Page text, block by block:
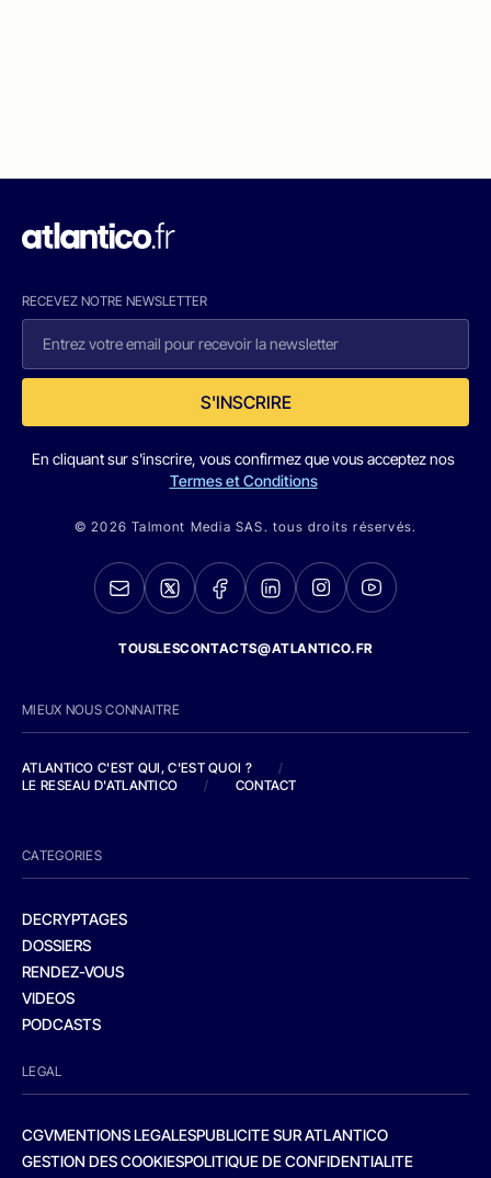
RECEVEZ NOTRE NEWSLETTER
S'INSCRIRE
En cliquant sur s'inscrire, vous confirmez que vous acceptez nos
Termes et Conditions
© 2026 Talmont Media SAS. tous droits réservés.
TOUSLESCONTACTS@ATLANTICO.FR
MIEUX NOUS CONNAITRE
ATLANTICO C'EST QUI, C'EST QUOI ?
/
LE RESEAU D'ATLANTICO
/ CONTACT
CATEGORIES
DECRYPTAGES
DOSSIERS
RENDEZ-VOUS
VIDEOS
PODCASTS
LEGAL
CGVMENTIONS LEGALESPUBLICITE SUR ATLANTICO
GESTION DES COOKIESPOLITIQUE DE CONFIDENTIALITE